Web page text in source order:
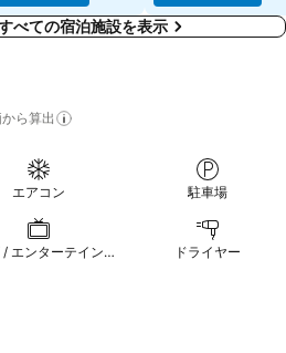
べての宿泊施設を表示
ら算出
エアコン 駐車場
テレビ / エンターテインメント ドライヤー